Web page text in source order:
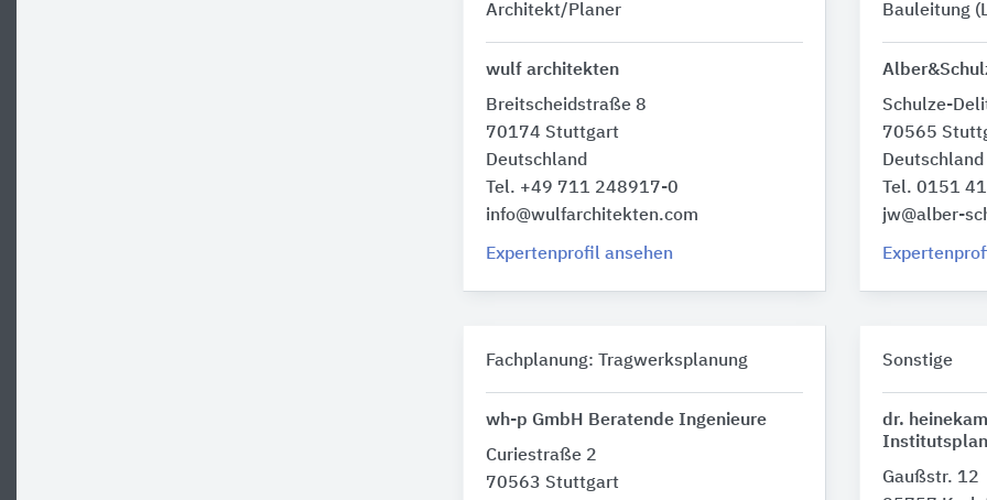
Architekt/Planer
wulf architekten
Breitscheidstraße 8
70174 Stuttgart
Deutschland
Tel. +49 711 248917-0
info@wulfarchitekten.com
Expertenprofil ansehen
Bauleitung
Schulze-
70565
Deutschland
Tel. 0151
jw@alber-
Fachplanung: Tragwerksplanung
wh-p GmbH Beratende Ingenieure
Curiestraße 2
70563 Stuttgart
Sonstige
dr.
Gaußstr. 12